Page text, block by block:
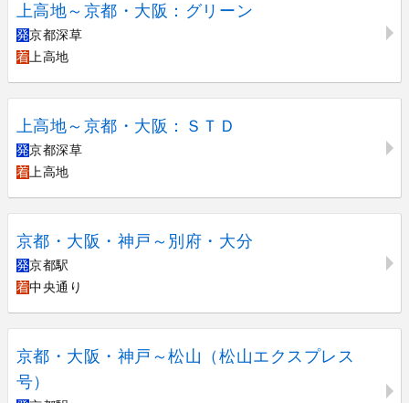
上高地～京都・大阪：グリーン
発京都深草
着 上高地
上高地～京都・大阪：ＳＴＤ
発京都深草
着 上高地
京都・大阪・神戸～別府・大分
発京都駅
着中央通り
京都・大阪・神戸～松山（松山エクスプレス
号）